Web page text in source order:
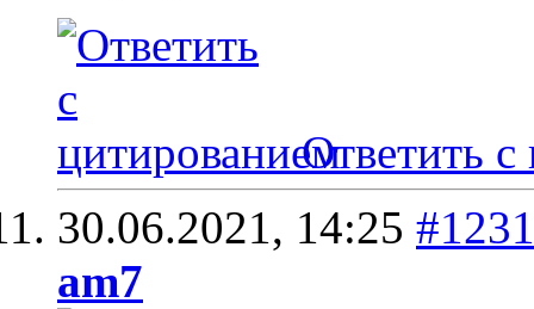
Ответить с
30.06.2021, 14:25
am7